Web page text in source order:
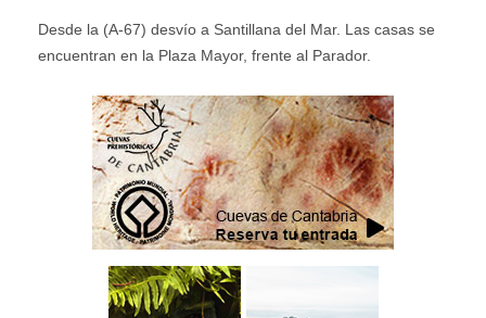
Desde la (A-67) desvío a Santillana del Mar. Las casas se
encuentran en la Plaza Mayor, frente al Parador.